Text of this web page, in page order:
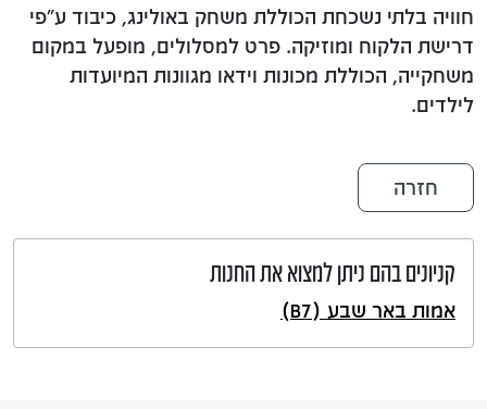
חוויה בלתי נשכחת הכוללת משחק באולינג, כיבוד ע"פי
דרישת הלקוח ומוזיקה. פרט למסלולים, מופעל במקום
משחקייה, הכוללת מכונות וידאו מגוונות המיועדות
לילדים.
חזרה
קניונים בהם ניתן למצוא את החנות
אמות באר שבע (B7)